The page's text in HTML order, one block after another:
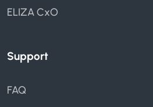
ELIZA CxO
Support
FAQ